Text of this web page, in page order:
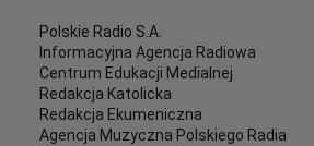
Polskie Radio S.A.
Informacyjna Agencja Radiowa
Centrum Edukacji Medialnej
Redakcja Katolicka
Redakcja Ekumeniczna
Agencja Muzyczna Polskiego Radia